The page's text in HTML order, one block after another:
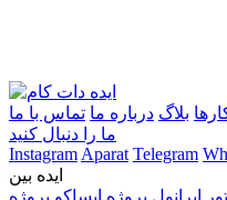
بلاگ درباره ما تماس با ما
ما را دنبال کنید
Instagram Aparat Telegram
ایده بین
ایرانول پروژه ایساکو پروژه